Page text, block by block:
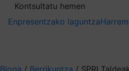
Kontsultatu hemen
Enpresentzako laguntza
Bloga / Berrikuntza / SPRI